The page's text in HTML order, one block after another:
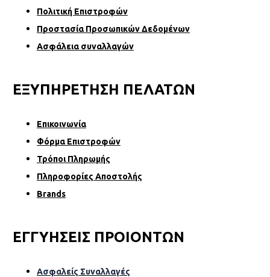
Πολιτική Επιστροφών
Προστασία Προσωπικών Δεδομένων
Ασφάλεια συναλλαγών
ΕΞΥΠΗΡΕΤΗΣΗ ΠΕΛΑΤΩΝ
Επικοινωνία
Φόρµα Επιστροφών
Τρόποι Πληρωμής
Πληροφορίες Αποστολής
Brands
ΕΓΓΥΗΣΕΙΣ ΠΡΟΙΟΝΤΩΝ
Ασφαλείς Συναλλαγές